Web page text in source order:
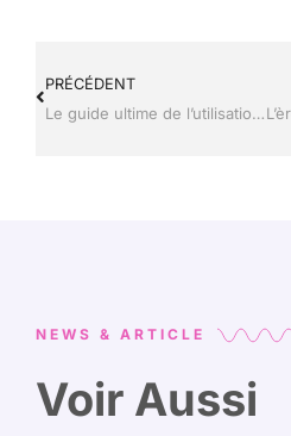
PRÉCÉDENT
Le guide ultime de l’utilisation des formats de publication Instagram pour l’industrie High-Tech
NEWS & ARTICLE
Voir Aussi